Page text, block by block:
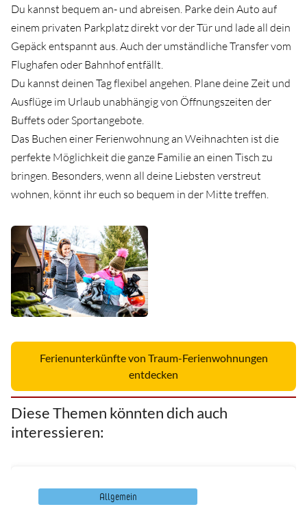
Du kannst bequem an- und abreisen. Parke dein Auto auf
einem privaten Parkplatz direkt vor der Tür und lade all dein
Gepäck entspannt aus. ⁠Auch der umständliche Transfer vom
Flughafen oder Bahnhof entfällt.⁠
⁠Du kannst deinen Tag flexibel angehen. Plane deine Zeit und
Ausflüge im Urlaub unabhängig von Öffnungszeiten der
Buffets oder Sportangebote.
Das Buchen einer Ferienwohnung an Weihnachten ist die
perfekte Möglichkeit die ganze Familie an einen Tisch zu
bringen. Besonders, wenn all deine Liebsten verstreut
wohnen, könnt ihr euch so bequem in der Mitte treffen.⁠
Ferienunterkünfte von Traum-Ferienwohnungen
entdecken
Diese Themen könnten dich auch
interessieren:
Allgemein